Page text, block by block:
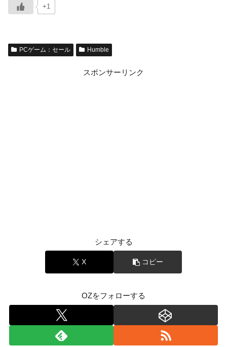
+1
PCゲーム：セール Humble
スポンサーリンク
シェアする
X コピー
OZをフォローする